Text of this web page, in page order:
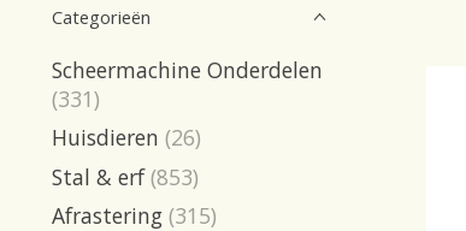
Categorieën
Scheermachine Onderdelen
(331)
Huisdieren (26)
Stal & erf (853)
Afrastering (315)